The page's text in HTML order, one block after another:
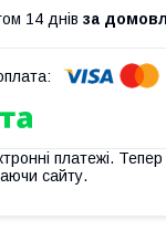
14 днів за
платежі.
сайту.